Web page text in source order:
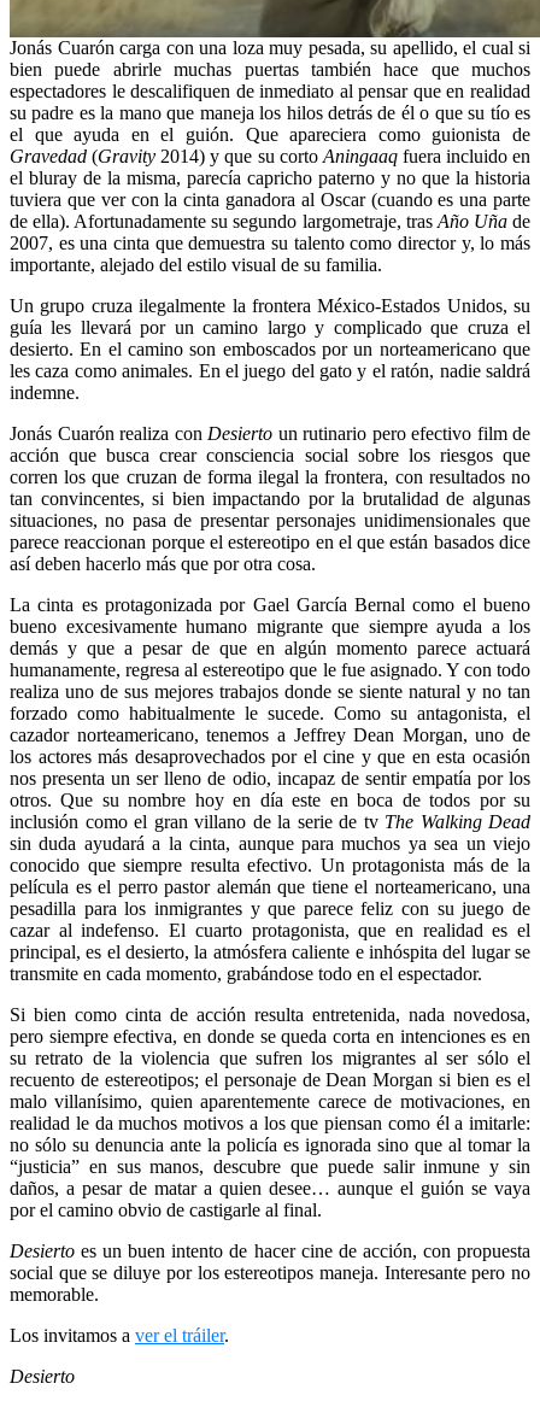
Jonás Cuarón carga con una loza muy pesada, su apellido, el cual si
bien puede abrirle muchas puertas también hace que muchos
espectadores le descalifiquen de inmediato al pensar que en realidad
su padre es la mano que maneja los hilos detrás de él o que su tío es
el que ayuda en el guión. Que apareciera como guionista de
Gravedad(Gravity 2014) y que su corto Aningaaqfuera incluido en
el bluray de la misma, parecía capricho paterno y no que la historia
tuviera que ver con la cinta ganadora al Oscar (cuando es una parte
de ella). Afortunadamente su segundo largometraje, tras Año Uñade
2007, es una cinta que demuestra su talento como director y, lo más
importante, alejado del estilo visual de su familia.
Un grupo cruza ilegalmente la frontera México-Estados Unidos, su
guía les llevará por un camino largo y complicado que cruza el
desierto. En el camino son emboscados por un norteamericano que
les caza como animales. En el juego del gato y el ratón, nadie saldrá
indemne.
Jonás Cuarón realiza con Desierto un rutinario pero efectivo film de
acción que busca crear consciencia social sobre los riesgos que
corren los que cruzan de forma ilegal la frontera, con resultados no
tan convincentes, si bien impactando por la brutalidad de algunas
situaciones, no pasa de presentar personajes unidimensionales que
parece reaccionan porque el estereotipo en el que están basados dice
así deben hacerlo más que por otra cosa.
La cinta es protagonizada por Gael García Bernal como el bueno
bueno excesivamente humano migrante que siempre ayuda a los
demás y que a pesar de que en algún momento parece actuará
humanamente, regresa al estereotipo que le fue asignado. Y con todo
realiza uno de sus mejores trabajos donde se siente natural y no tan
forzado como habitualmente le sucede. Como su antagonista, el
cazador norteamericano, tenemos a Jeffrey Dean Morgan, uno de
los actores más desaprovechados por el cine y que en esta ocasión
nos presenta un ser lleno de odio, incapaz de sentir empatía por los
otros. Que su nombre hoy en día este en boca de todos por su
inclusión como el gran villano de la serie de tv The Walking Dead
sin duda ayudará a la cinta, aunque para muchos ya sea un viejo
conocido que siempre resulta efectivo. Un protagonista más de la
película es el perro pastor alemán que tiene el norteamericano, una
pesadilla para los inmigrantes y que parece feliz con su juego de
cazar al indefenso. El cuarto protagonista, que en realidad es el
principal, es el desierto, la atmósfera caliente e inhóspita del lugar se
transmite en cada momento, grabándose todo en el espectador.
Si bien como cinta de acción resulta entretenida, nada novedosa,
pero siempre efectiva, en donde se queda corta en intenciones es en
su retrato de la violencia que sufren los migrantes al ser sólo el
recuento de estereotipos; el personaje de Dean Morgan si bien es el
malo villanísimo, quien aparentemente carece de motivaciones, en
realidad le da muchos motivos a los que piensan como él a imitarle:
no sólo su denuncia ante la policía es ignorada sino que al tomar la
“justicia” en sus manos, descubre que puede salir inmune y sin
daños, a pesar de matar a quien desee… aunque el guión se vaya
por el camino obvio de castigarle al final.
Desierto es un buen intento de hacer cine de acción, con propuesta
social que se diluye por los estereotipos maneja. Interesante pero no
memorable.
Los invitamos a ver el tráiler.
Desierto